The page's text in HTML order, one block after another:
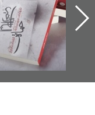
اعتصام الدراز
وأحداث ساحة
الفداء لمركز أوال
للدراسات والتوثيق